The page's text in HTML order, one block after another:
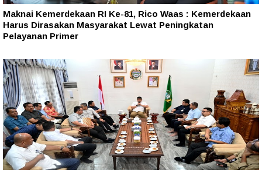
Maknai Kemerdekaan RI Ke-81, Rico Waas : Kemerdekaan
Harus Dirasakan Masyarakat Lewat Peningkatan
Pelayanan Primer